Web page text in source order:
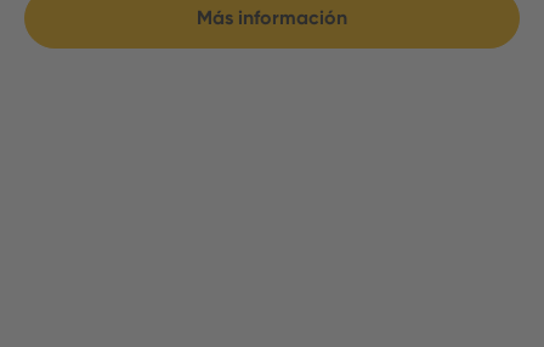
Más información